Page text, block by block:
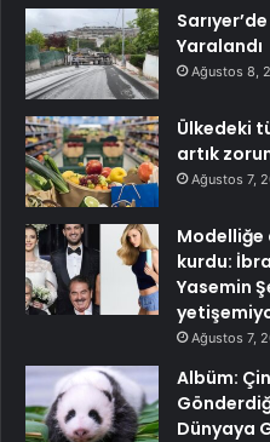
Yaralandı
Ağustos 8,
Ülkedeki
artık
Ağustos 7,
Modelliğe
kurdu:
Yasemin
Ağustos 7,
Albüm:
Dünyaya